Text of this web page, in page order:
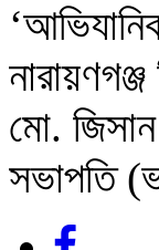
মো.
সভাপতি